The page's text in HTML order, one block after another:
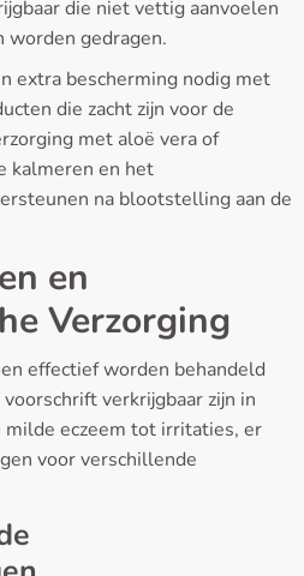
die niet vettig aanvoelen
worden gedragen.
extra bescherming nodig met
die zacht zijn voor de
met aloë vera of
kalmeren en het
na blootstelling aan de
en
Verzorging
effectief worden behandeld
verkrijgbaar zijn in
milde eczeem tot irritaties, er
voor verschillende